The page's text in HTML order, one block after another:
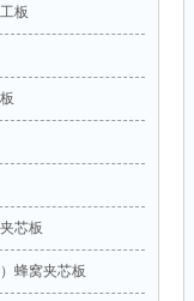
板
芯板
蜂窝夹芯板